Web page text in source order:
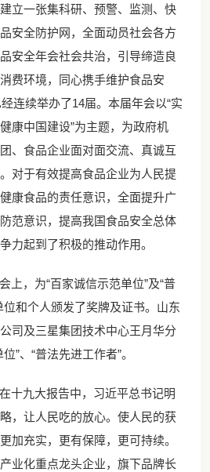
立一张集科研、预警、监测、快
安全防护网，全面动员社会各方
安全年会社会共治，引导缔造良
费环境，同心携手维护食品安
连续举办了14届。本届年会以“实
康中国建设”为主题，为政府机
、食品企业面对面交流、真诚互
对于有效提高食品企业为人民提
康食品的责任意识，全面提升广
范意识，提高我国食品安全总体
力起到了积极的推动作用。
，为“百家诚信示范单位”及“普
位和个人颁发了奖牌及证书。山东
司及三星集团技术中心王月华分
”、“普法先进工作者”。
九大报告中，习近平总书记明
，让人民吃的放心。使人民的获
加充实，更有保障，更可持续。
业化重点龙头企业，旗下品牌长